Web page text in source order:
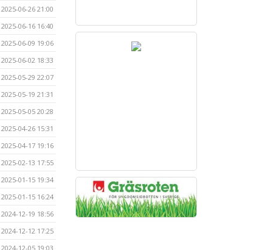
2025-06-26 21:00
2025-06-16 16:40
2025-06-09 19:06
2025-06-02 18:33
2025-05-29 22:07
2025-05-19 21:31
2025-05-05 20:28
2025-04-26 15:31
2025-04-17 19:16
2025-02-13 17:55
2025-01-15 19:34
2025-01-15 16:24
2024-12-19 18:56
2024-12-12 17:25
2024-12-05 19:03